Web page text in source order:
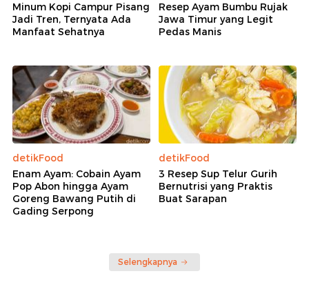
Minum Kopi Campur Pisang
Jadi Tren, Ternyata Ada
Manfaat Sehatnya
Resep Ayam Bumbu Rujak
Jawa Timur yang Legit
Pedas Manis
detikFood
Enam Ayam: Cobain Ayam
Pop Abon hingga Ayam
Goreng Bawang Putih di
Gading Serpong
detikFood
3 Resep Sup Telur Gurih
Bernutrisi yang Praktis
Buat Sarapan
Selengkapnya